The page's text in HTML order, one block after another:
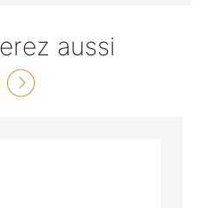
aussi